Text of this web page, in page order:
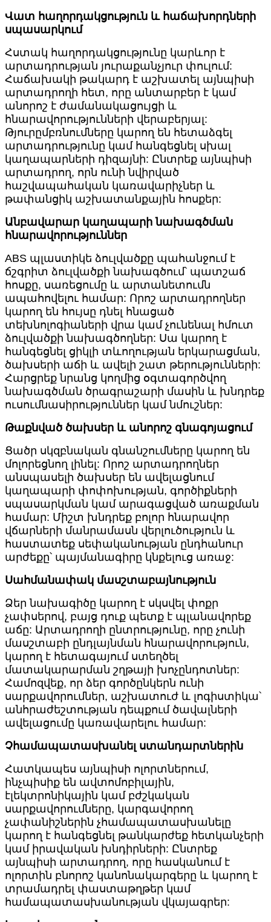
Վատ հաղորդակցություն և հաճախորդների
սպասարկում
Հստակ հաղորդակցությունը կարևոր է
արտադրության յուրաքանչյուր փուլում:
Հաճախակի թակարդ է աշխատել այնպիսի
արտադրողի հետ, որը անտարբեր է կամ
անորոշ է ժամանակացույցի և
հնարավորությունների վերաբերյալ:
Թյուրըմբռնումները կարող են հետաձգել
արտադրությունը կամ հանգեցնել սխալ
կաղապարների դիզայնի: Ընտրեք այնպիսի
արտադրող, որն ունի նվիրված
հաշվապահական կառավարիչներ և
թափանցիկ աշխատանքային հոսքեր:
Անբավարար կաղապարի նախագծման
հնարավորություններ
ABS պլաստիկե ձուլվածքը պահանջում է
ճշգրիտ ձուլվածքի նախագծում՝ պատշաճ
հոսքը, սառեցումը և արտանետումն
ապահովելու համար: Որոշ արտադրողներ
կարող են հույսը դնել հնացած
տեխնոլոգիաների վրա կամ չունենալ հմուտ
ձուլվածքի նախագծողներ: Սա կարող է
հանգեցնել ցիկլի տևողության երկարացման,
ծախսերի աճի և ավելի շատ թերությունների:
Հարցրեք նրանց կողմից օգտագործվող
նախագծման ծրագրաշարի մասին և խնդրեք
ուսումնասիրություններ կամ նմուշներ:
Թաքնված ծախսեր և անորոշ գնագոյացում
Ցածր սկզբնական գնանշումները կարող են
մոլորեցնող լինել: Որոշ արտադրողներ
անսպասելի ծախսեր են ավելացնում
կաղապարի փոփոխության, գործիքների
սպասարկման կամ արագացված առաքման
համար: Միշտ խնդրեք բոլոր հնարավոր
վճարների մանրամասն վերլուծություն և
հաստատեք սեփականության ընդհանուր
արժեքը՝ պայմանագիրը կնքելուց առաջ:
Սահմանափակ մասշտաբայնություն
Ձեր նախագիծը կարող է սկսվել փոքր
չափսերով, բայց դուք պետք է պլանավորեք
աճը: Արտադրողի ընտրությունը, որը չունի
մասշտաբի ընդլայնման հնարավորություն,
կարող է հետագայում ստեղծել
մատակարարման շղթայի խոչընդոտներ:
Համոզվեք, որ ձեր գործընկերն ունի
սարքավորումներ, աշխատուժ և լոգիստիկա՝
անհրաժեշտության դեպքում ծավալների
ավելացումը կառավարելու համար:
Չհամապատասխանել ստանդարտներին
Հատկապես այնպիսի ոլորտներում,
ինչպիսիք են ավտոմոբիլային,
էլեկտրոնիկային կամ բժշկական
սարքավորումները, կարգավորող
չափանիշներին չհամապատասխանելը
կարող է հանգեցնել թանկարժեք հետկանչերի
կամ իրավական խնդիրների: Ընտրեք
այնպիսի արտադրող, որը հասկանում է
ոլորտին բնորոշ կանոնակարգերը և կարող է
տրամադրել փաստաթղթեր կամ
համապատասխանության վկայագրեր: